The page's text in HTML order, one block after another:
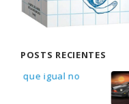
POSTS RECIENTES
Gana una de
que
fantástico